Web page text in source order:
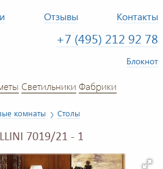
Отзывы Контакты
+7 (495) 212 92 78
Блокнот
Светильники Фабрики
комнаты Столы
7019/21 - 1